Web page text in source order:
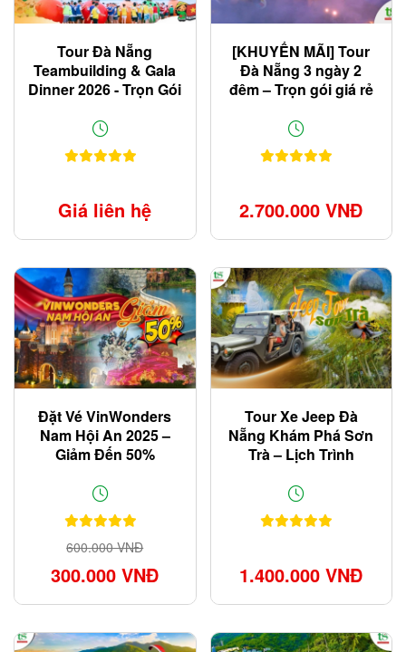
Tour Đà Nẵng
Teambuilding & Gala
Dinner 2026 - Trọn Gói
Giá liên hệ
[KHUYẾN MÃI] Tour
Đà Nẵng 3 ngày 2
đêm – Trọn gói giá rẻ
2.700.000 VNĐ
Đặt Vé VinWonders
Nam Hội An 2025 –
Giảm Đến 50%
600.000 VNĐ
300.000 VNĐ
Tour Xe Jeep Đà
Nẵng Khám Phá Sơn
Trà – Lịch Trình
1.400.000 VNĐ